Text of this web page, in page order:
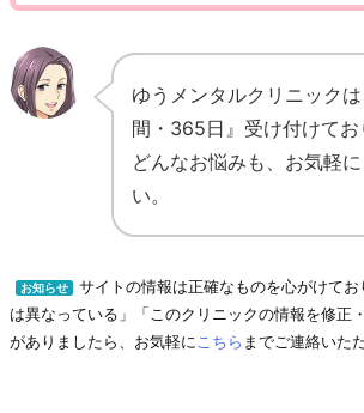
ゆうメンタルクリニック
間・365日』受け付けてお
どんなお悩みも、お気軽
い。
お知らせ
サイトの情報は正確なものを心がけて
は異なっている」「このクリニックの情報を修正
がありましたら、お気軽にこちら までご連絡いた